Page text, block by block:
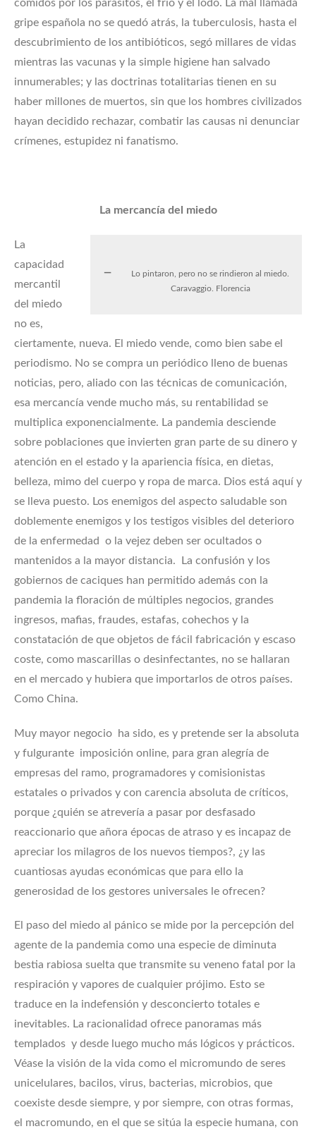
comidos por los parásitos, el frío y el lodo. La mal llamada
gripe española no se quedó atrás, la tuberculosis, hasta el
descubrimiento de los antibióticos, segó millares de vidas
mientras las vacunas y la simple higiene han salvado
innumerables; y las doctrinas totalitarias tienen en su
haber millones de muertos, sin que los hombres civilizados
hayan decidido rechazar, combatir las causas ni denunciar
crímenes, estupidez ni fanatismo.
La mercancía del miedo
Lo pintaron, pero no se rindieron al miedo.
Caravaggio. Florencia
La
capacidad
mercantil
del miedo
no es,
ciertamente, nueva. El miedo vende, como bien sabe el
periodismo. No se compra un periódico lleno de buenas
noticias, pero, aliado con las técnicas de comunicación,
esa mercancía vende mucho más, su rentabilidad se
multiplica exponencialmente. La pandemia desciende
sobre poblaciones que invierten gran parte de su dinero y
atención en el estado y la apariencia física, en dietas,
belleza, mimo del cuerpo y ropa de marca. Dios está aquí y
se lleva puesto. Los enemigos del aspecto saludable son
doblemente enemigos y los testigos visibles del deterioro
de la enfermedad o la vejez deben ser ocultados o
mantenidos a la mayor distancia. La confusión y los
gobiernos de caciques han permitido además con la
pandemia la floración de múltiples negocios, grandes
ingresos, mafias, fraudes, estafas, cohechos y la
constatación de que objetos de fácil fabricación y escaso
coste, como mascarillas o desinfectantes, no se hallaran
en el mercado y hubiera que importarlos de otros países.
Como China.
Muy mayor negocio ha sido, es y pretende ser la absoluta
y fulgurante imposición online, para gran alegría de
empresas del ramo, programadores y comisionistas
estatales o privados y con carencia absoluta de críticos,
porque ¿quién se atrevería a pasar por desfasado
reaccionario que añora épocas de atraso y es incapaz de
apreciar los milagros de los nuevos tiempos?, ¿y las
cuantiosas ayudas económicas que para ello la
generosidad de los gestores universales le ofrecen?
El paso del miedo al pánico se mide por la percepción del
agente de la pandemia como una especie de diminuta
bestia rabiosa suelta que transmite su veneno fatal por la
respiración y vapores de cualquier prójimo. Esto se
traduce en la indefensión y desconcierto totales e
inevitables. La racionalidad ofrece panoramas más
templados y desde luego mucho más lógicos y prácticos.
Véase la visión de la vida como el micromundo de seres
unicelulares, bacilos, virus, bacterias, microbios, que
coexiste desde siempre, y por siempre, con otras formas,
el macromundo, en el que se sitúa la especie humana, con